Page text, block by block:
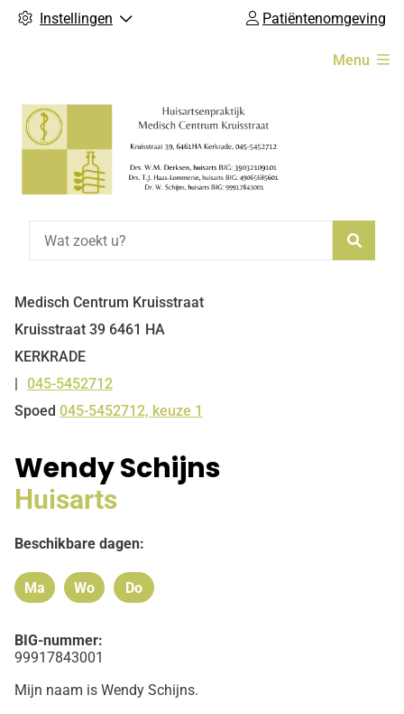
Instellingen Patiëntenomgeving
Menu
Medisch Centrum Kruisstraat
Kruisstraat 39 6461 HA
KERKRADE
Tel:
045-5452712
Spoed 045-5452712, keuze 1
Wendy Schijns
Huisarts
Beschikbare dagen:
Maandag
Ma Woensdag
Wo Donderdag
Do
BIG-nummer:
99917843001
Mijn naam is Wendy Schijns.